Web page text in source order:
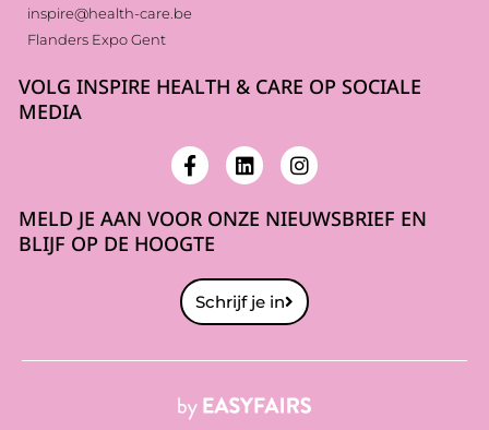
inspire@health-care.be
Flanders Expo Gent
VOLG INSPIRE HEALTH & CARE OP SOCIALE
MEDIA
MELD JE AAN VOOR ONZE NIEUWSBRIEF EN
BLIJF OP DE HOOGTE
Schrijf je in